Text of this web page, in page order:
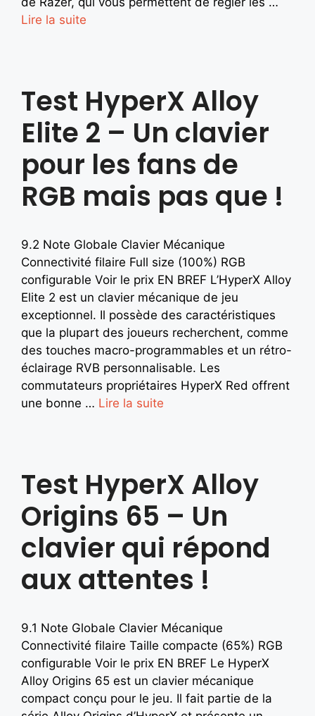
Lire la suite
Test HyperX Alloy
Elite 2 – Un clavier
pour les fans de
RGB mais pas que !
9.2 Note Globale Clavier Mécanique
Connectivité filaire Full size (100%) RGB
configurable Voir le prix EN BREF L’HyperX Alloy
Elite 2 est un clavier mécanique de jeu
exceptionnel. Il possède des caractéristiques
que la plupart des joueurs recherchent, comme
des touches macro-programmables et un rétro-
éclairage RVB personnalisable. Les
commutateurs propriétaires HyperX Red offrent
une bonne … Lire la suite
Test HyperX Alloy
Origins 65 – Un
clavier qui répond
aux attentes !
9.1 Note Globale Clavier Mécanique
Connectivité filaire Taille compacte (65%) RGB
configurable Voir le prix EN BREF Le HyperX
Alloy Origins 65 est un clavier mécanique
compact conçu pour le jeu. Il fait partie de la